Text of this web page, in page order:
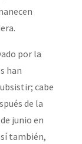
por la
han
cabe
de la
junio en
también,